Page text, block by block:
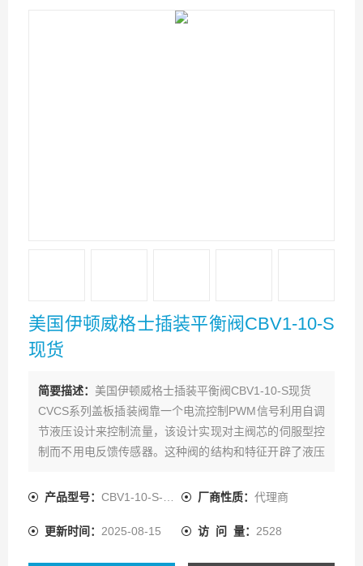
美国伊顿威格士插装平衡阀CBV1-10-S
现货
简要描述： 美国伊顿威格士插装平衡阀CBV1-10-S现货
CVCS系列盖板插装阀靠一个电流控制PWM信号利用自调
节液压设计来控制流量，该设计实现对主阀芯的伺服型控
制而不用电反馈传感器。这种阀的结构和特征开辟了液压
产品型号： CBV1-10-S-O-B-50/ 厂商性质： 代理商
更新时间： 2025-08-15 访 问 量： 2528